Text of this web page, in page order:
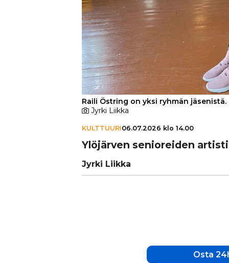
Raili Östring on yksi ryhmän jäsenistä.
Jyrki Liikka
KULTTUURI06.07.2026 klo 14.00
Ylöjärven seni­o­rei­den
Jyrki Liikka
Osta